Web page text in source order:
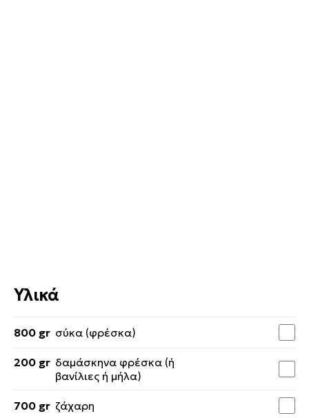
Υλικά
800 gr σύκα (φρέσκα)
200 gr δαμάσκηνα φρέσκα (ή
βανίλιες ή μήλα)
700 gr ζάχαρη